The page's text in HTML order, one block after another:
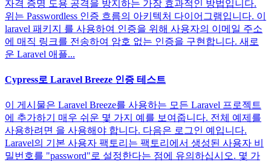
자격 증명 도용 공격을 방지하는 가장 효과적인 방법입니다.
위는 Passwordless 인증 흐름의 아키텍처 다이어그램입니다. 이
laravel 패키지 를 사용하여 인증을 위해 사용자의 이메일 주소
에 매직 링크를 전송하여 암호 없는 인증을 구현합니다. 새로
운 Laravel 애플...
Cypress로 Laravel Breeze 인증 테스트
이 게시물은 Laravel Breeze를 사용하는 모든 Laravel 프로젝트
에 추가하기 매우 쉬운 몇 가지 예를 보여줍니다. 전체 예제를
사용하려면 을 사용해야 합니다. 다음은 로그인 예입니다.
Laravel의 기본 사용자 팩토리는 팩토리에서 생성된 사용자 비
밀번호를 "password"로 설정한다는 점에 유의하십시오. 몇 가